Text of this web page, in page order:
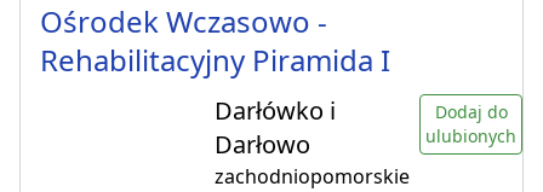
Ośrodek Wczasowo -
Rehabilitacyjny Piramida I
Darłówko i
Darłowo
zachodniopomorskie
Dodaj do
ulubionych